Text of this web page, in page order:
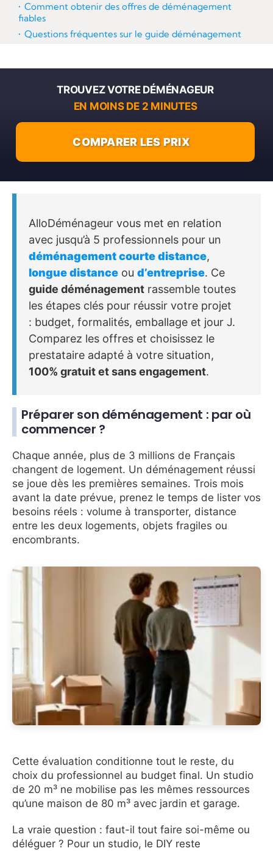
AlloDéménageur vous met en relation
avec jusqu’à 5 professionnels pour un
déménagement courte distance,
longue distance ou d’entreprise. Ce
guide déménagement rassemble toutes
les étapes clés pour réussir votre projet
: budget, formalités, emballage et jour J.
Comparez les offres et choisissez le
prestataire adapté à votre situation,
100% gratuit et sans engagement.
Préparer son déménagement : par où
commencer ?
Chaque année, plus de 3 millions de Français
changent de logement. Un déménagement réussi
se joue dès les premières semaines. Trois mois
avant la date prévue, prenez le temps de lister vos
besoins réels : volume à transporter, distance
entre les deux logements, objets fragiles ou
encombrants.
Cette évaluation conditionne tout le reste, du
choix du professionnel au budget final. Un studio
de 20 m³ ne mobilise pas les mêmes ressources
qu’une maison de 80 m³ avec jardin et garage.
La vraie question : faut-il tout faire soi-même ou
déléguer ? Pour un studio, le DIY reste
Comment obtenir des offres de déménagement
fiables
Questions fréquentes sur le guide déménagement
TROUVEZ VOTRE DÉMÉNAGEUR
EN MOINS DE 2 MINUTES
COMPARER LES PRIX